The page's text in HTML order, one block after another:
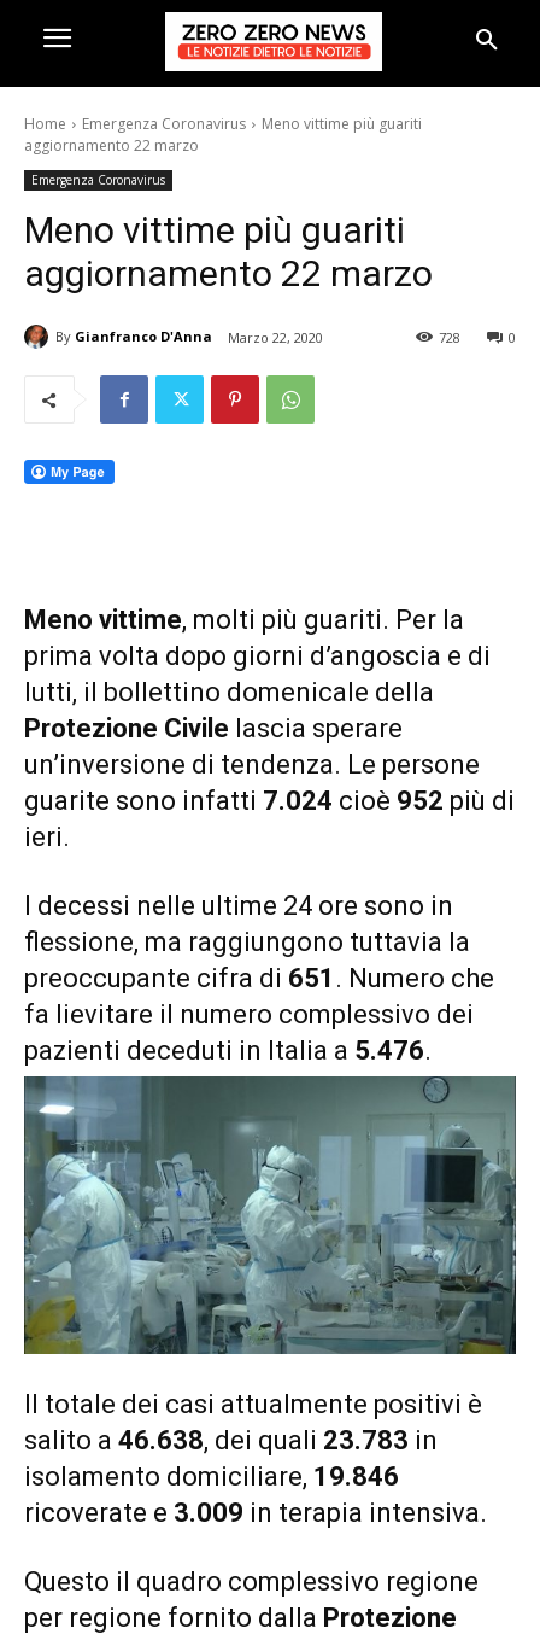
Home Emergenza Coronavirus
Meno vittime più guariti
aggiornamento 22 marzo
Emergenza Coronavirus
Meno vittime più guariti
aggiornamento 22 marzo
By Gianfranco D'Anna Marzo 22, 2020 0
728
Meno vittime, molti più guariti. Per la
prima volta dopo giorni d’angoscia e di
lutti, il bollettino domenicale della
Protezione Civile lascia sperare
un’inversione di tendenza. Le persone
guarite sono infatti 7.024 cioè 952 più di
ieri.
I decessi nelle ultime 24 ore sono in
flessione, ma raggiungono tuttavia la
preoccupante cifra di 651 . Numero che
fa lievitare il numero complessivo dei
pazienti deceduti in Italia a 5.476.
Il totale dei casi attualmente positivi è
salito a 46.638, dei quali 23.783 in
isolamento domiciliare, 19.846
ricoverate e 3.009 in terapia intensiva.
Questo il quadro complessivo regione
per regione fornito dalla Protezione